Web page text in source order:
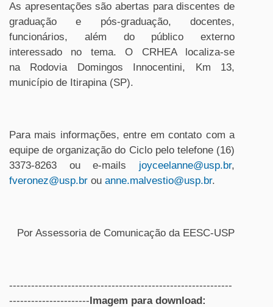
As apresentações são abertas para discentes de
graduação e pós-graduação, docentes,
funcionários, além do público externo
interessado no tema. O CRHEA localiza-se
na Rodovia Domingos Innocentini, Km 13,
município de Itirapina (SP).
Para mais informações, entre em contato com a
equipe de organização do Ciclo pelo telefone (16)
3373-8263 ou e-mails joyceelanne@usp.br,
fveronez@usp.br ou anne.malvestio@usp.br.
Por Assessoria de Comunicação da EESC-USP
-------------------------------------------------------------
----------------------Imagem para download: